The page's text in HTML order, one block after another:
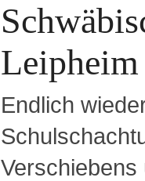
Leipheim
Endlich